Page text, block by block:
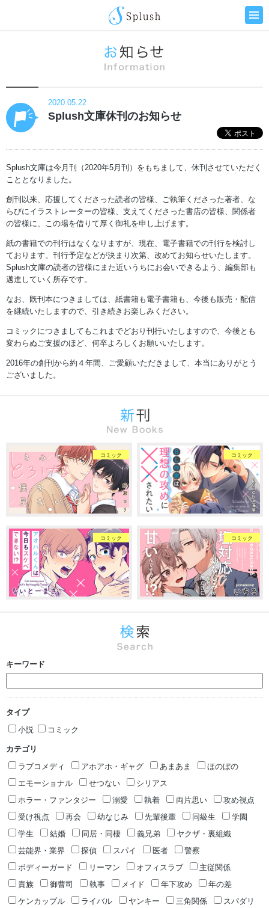
2020.05.22
Splush文庫休刊のお知らせ
Splush文庫は今月刊（2020年5月刊）をもちまして、休刊させていただく
こととなりました。
創刊以来、応援してくださった読者の皆様、ご執筆くださった著者、な
らびにイラストレーターの皆様、支えてくださった書店の皆様、関係者
の皆様に、この場を借りて厚く御礼を申し上げます。
紙の書籍での刊行はなくなりますが、現在、電子書籍での刊行を検討し
ております。刊行予定などが決まり次第、改めてお知らせいたします。
Splush文庫の読者の皆様にまた近いうちにお会いできるよう、編集部も
邁進していく所存です。
なお、既刊本につきましては、紙書籍も電子書籍も、今後も販売・配信
を継続いたしますので、引き続きお楽しみください。
コミックにつきましてもこれまでどおり刊行いたしますので、今後とも
変わらぬご支援のほど、何卒よろしくお願いいたします。
2016年の創刊から約４年間、ご愛顧いただきまして、本当にありがとう
ございました。
コミック コミック
コミック コミック
キーワード
タイプ
小説
コミック
カテゴリ
ラブコメディ
アホアホ・ギャグ あまあま
ほのぼの
エモーショナル
せつない
シリアス
ホラー・ファンタジー
溺愛 執着 両片思い
攻め視点
受け視点
再会 幼なじみ 先輩後輩 同級生
学園
学生
結婚 同居・同棲 義兄弟
ヤクザ・裏組織
芸能界・業界
探偵 スパイ 医者
警察
ボディーガード
リーマン オフィスラブ
主従関係
貴族
御曹司 執事 メイド 年下攻め
年の差
ケンカップル
ライバル ヤンキー 三角関係
スパダリ